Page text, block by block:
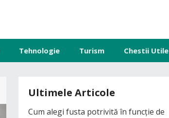
Tehnologie Turism Chestii Utile
Ultimele Articole
Cum alegi fusta potrivită în funcție de